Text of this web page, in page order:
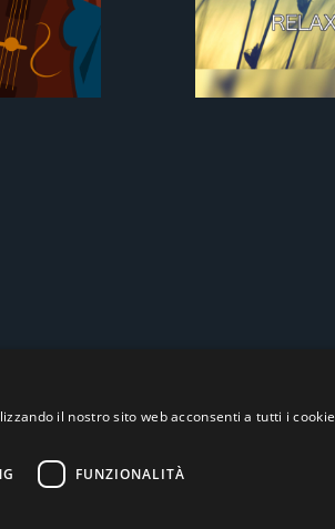
il nostro sito web acconsenti a tutti i cookie
FUNZIONALITÀ